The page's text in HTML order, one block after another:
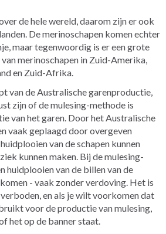
de hele wereld, daarom zijn er ook
De merinoschapen komen echter
maar tegenwoordig is er een grote
merinoschapen in Zuid-Amerika,
en Zuid-Afrika.
van de Australische garenproductie,
zijn of de mulesing-methode is
van het garen. Door het Australische
vaak geplaagd door overgeven
van de schapen kunnen
kunnen maken. Bij de mulesing-
huidplooien van de billen van de
- vaak zonder verdoving. Het is
en als je wilt voorkomen dat
voor de productie van mulesing,
het op de banner staat.